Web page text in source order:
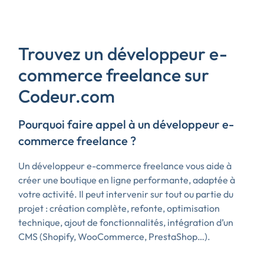
Trouvez un développeur e-
commerce freelance sur
Codeur.com
Pourquoi faire appel à un développeur e-
commerce freelance ?
Un développeur e-commerce freelance vous aide à
créer une boutique en ligne performante, adaptée à
votre activité. Il peut intervenir sur tout ou partie du
projet : création complète, refonte, optimisation
technique, ajout de fonctionnalités, intégration d’un
CMS (Shopify, WooCommerce, PrestaShop…).